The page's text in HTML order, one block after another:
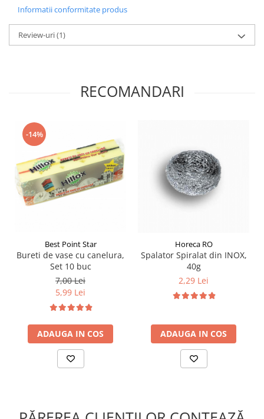
Informatii conformitate produs
Review-uri(1)
RECOMANDARI
-14%
Best Point Star
Bureti de vase cu canelura,
Set 10 buc
7,00 Lei
5,99 Lei
ADAUGA IN COS
Horeca RO
Spalator Spiralat din INOX,
40g
2,29 Lei
ADAUGA IN COS